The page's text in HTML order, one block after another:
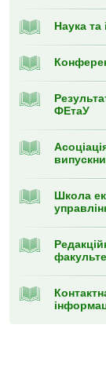
Наука та
ФЕтаУ
Школа